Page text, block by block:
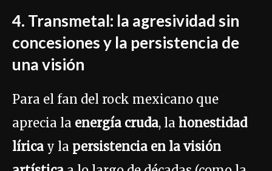
4. Transmetal: la agresividad sin
concesiones y la persistencia de
una visión
Para el fan del rock mexicano que
aprecia la energía cruda, la honestidad
lírica y la persistencia en la visión